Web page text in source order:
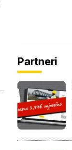
Partneri